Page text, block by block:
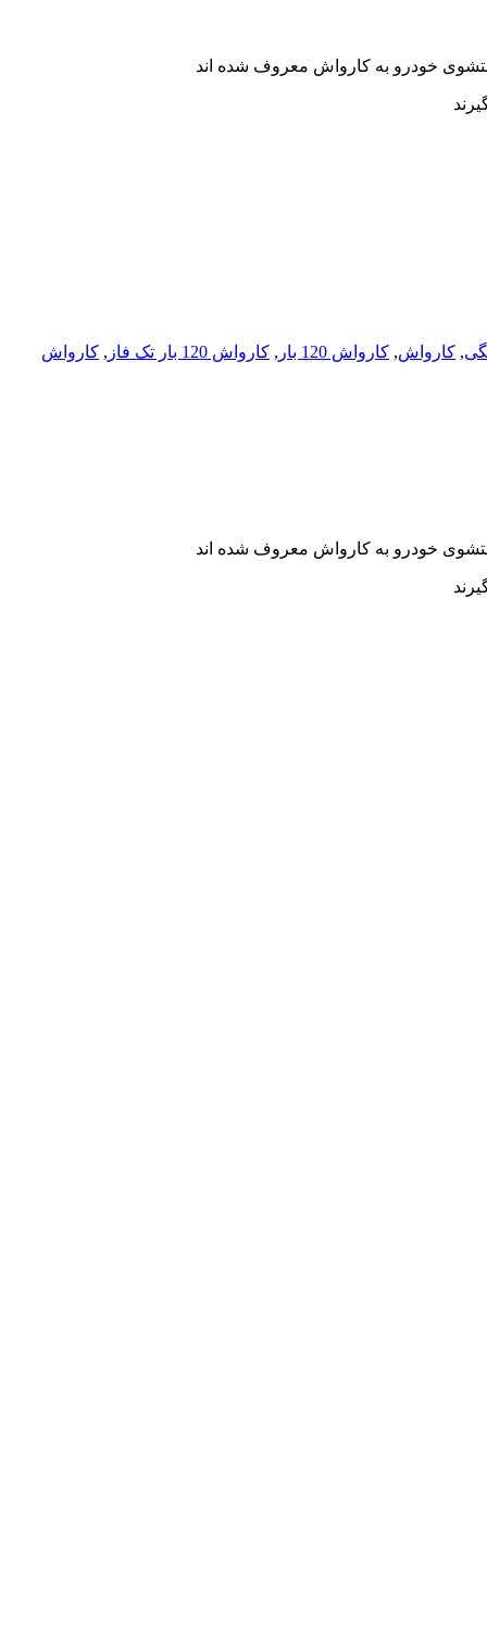
خودرو به کارواش معروف شده اند
, کارواش, کارواش 120 بار , کارواش 120 بار تک فاز , کارواش
خودرو به کارواش معروف شده اند